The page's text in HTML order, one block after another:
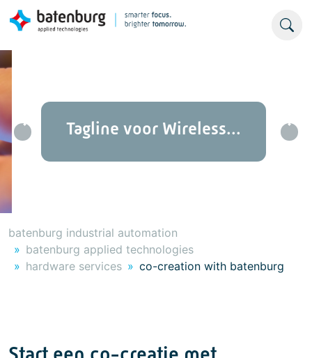
Tagline voor Wireless...
Previous
batenburg industrial automation
batenburg applied technologies
hardware services
co-creation with batenburg